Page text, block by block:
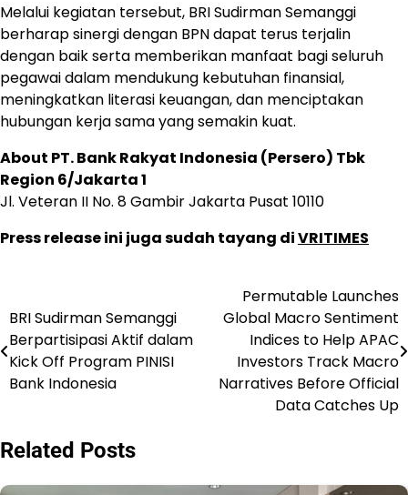
Melalui kegiatan tersebut, BRI Sudirman Semanggi
berharap sinergi dengan BPN dapat terus terjalin
dengan baik serta memberikan manfaat bagi seluruh
pegawai dalam mendukung kebutuhan finansial,
meningkatkan literasi keuangan, dan menciptakan
hubungan kerja sama yang semakin kuat.
About PT. Bank Rakyat Indonesia (Persero) Tbk
Region 6/Jakarta 1
Jl. Veteran II No. 8 Gambir Jakarta Pusat 10110
Press release ini juga sudah tayang diVRITIMES
navigation
BRI Sudirman Semanggi
Berpartisipasi Aktif dalam
Kick Off Program PINISI
Bank Indonesia
Permutable Launches
Global Macro Sentiment
Indices to Help APAC
Investors Track Macro
Narratives Before Official
Data Catches Up
Related Posts